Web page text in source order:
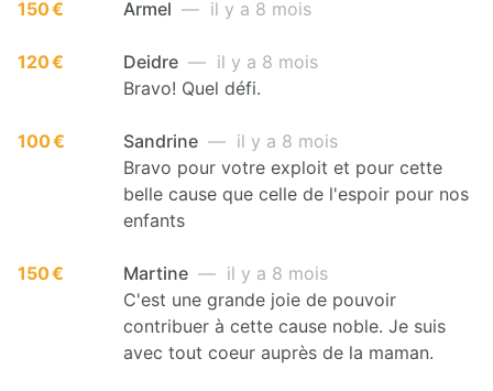
150 € Armel — il y a 8 mois
120 € Deidre — il y a 8 mois
Bravo! Quel défi.
100 € Sandrine — il y a 8 mois
Bravo pour votre exploit et pour cette
belle cause que celle de l'espoir pour nos
enfants
150 € Martine — il y a 8 mois
C'est une grande joie de pouvoir
contribuer à cette cause noble. Je suis
avec tout coeur auprès de la maman.